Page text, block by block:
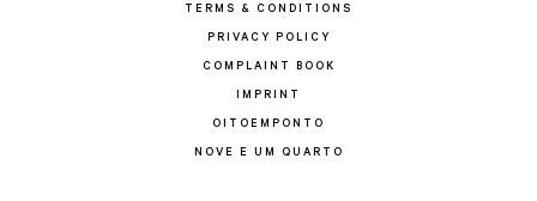
TERMS & CONDITIONS
PRIVACY POLICY
COMPLAINT BOOK
IMPRINT
OITOEMPONTO
NOVE E UM QUARTO